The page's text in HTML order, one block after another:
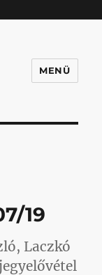
MENÜ
19
Laczkó